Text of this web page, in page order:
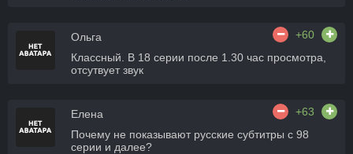
Ольга
+60
Классный. В 18 серии после 1.30 час просмотра,
отсутвует звук
Елена
+63
Почему не показывают русские субтитры с 98
серии и далее?